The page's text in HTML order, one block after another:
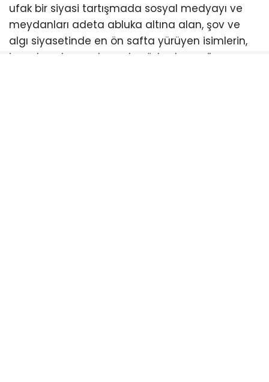
ufak bir siyasi tartışmada sosyal medyayı ve
meydanları adeta abluka altına alan, şov ve
algı siyasetinde en ön safta yürüyen isimlerin,
icraat makamında neden “ulaşılamaz”